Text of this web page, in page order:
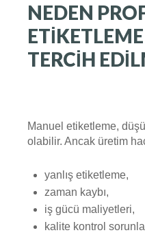
NEDEN
TERCIH
Manuel etiketleme,
olabilir. Ancak üretim
yanlış etiketleme,
zaman kaybı,
iş gücü maliyetleri,
kalite kontrol